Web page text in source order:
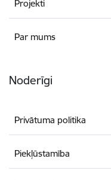
Projekti
Par mums
Noderīgi
Privātuma politika
Piekļūstamība